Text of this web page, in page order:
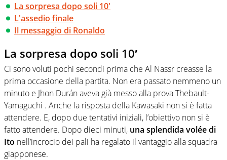
La sorpresa dopo soli 10'
L'assedio finale
Il messaggio di Ronaldo
La sorpresa dopo soli 10′
Ci sono voluti pochi secondi prima che Al Nassr creasse la
prima occasione della partita. Non era passato nemmeno un
minuto e Jhon Durán aveva già messo alla prova Thebault-
Yamaguchi . Anche la risposta della Kawasaki non si è fatta
attendere. E, dopo due tentativi iniziali, l’obiettivo non si è
fatto attendere. Dopo dieci minuti, una splendida volée di
Ito nell’incrocio dei pali ha regalato il vantaggio alla squadra
giapponese.